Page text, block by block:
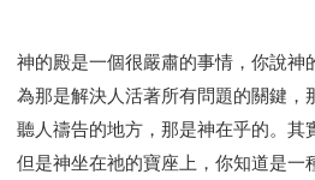
智慧與悟性
從轄制中得自由
破除
"如何"
屬靈人的好習慣
打開天上
神蹟系列
愚蠢系列 戰勝撒旦系列
耶和華是引導我的牧羊人。
謹慎系
神的殿是一個很嚴肅的事情，你說神
為那是解決人活著所有問題的關鍵，
聽人禱告的地方，那是神在乎的。其
但是神坐在祂的寶座上，你知道是一